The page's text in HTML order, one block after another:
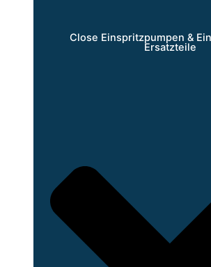
Close Einspritzpumpen &
Ersatzteile